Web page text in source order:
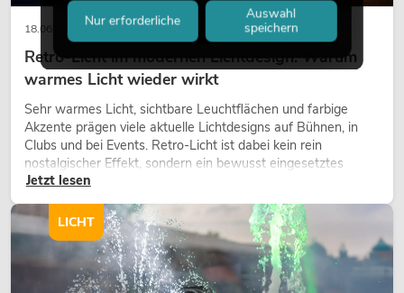
18.06.2026
Retro-Licht im modernen Lichtdesign: Warum
warmes Licht wieder wirkt
Sehr warmes Licht, sichtbare Leuchtflächen und farbige
Akzente prägen viele aktuelle Lichtdesigns auf Bühnen, in
Clubs und bei Events. Retro-Licht ist dabei kein rein
nostalgischer Effekt, sondern ein bewusst eingesetztes
Gestaltungsmittel: Es schafft Atmosphäre, gibt Szenen
Charakter und kann technische LED-Setups emotionaler
wirken lassen.
Jetzt lesen
LICHT
Nur erforderliche
Auswahl
speichern